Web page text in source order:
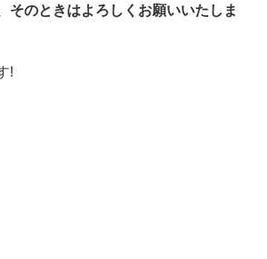
そのときはよろしくお願いいたしま
!